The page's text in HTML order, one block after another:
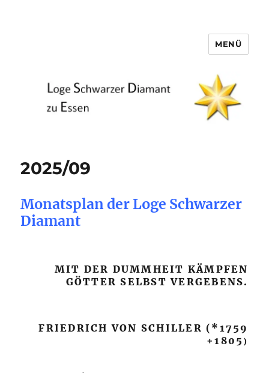
Loge Schwarzer Diamant zu
MENÜ
2025/09
Monatsplan der Loge Schwarzer
Diamant
MIT DER DUMMHEIT KÄMPFEN
GÖTTER SELBST VERGEBENS.
FRIEDRICH VON SCHILLER (*1759
+1805 )